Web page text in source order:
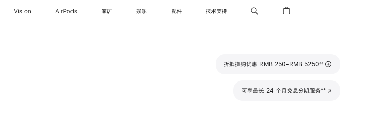
Vision AirPods 家居 娱乐 配件 技术支持
折抵换购优惠 RMB 250-RMB 5250注
◊◊
可享最长 24 个月免息分期服务脚
**
(在